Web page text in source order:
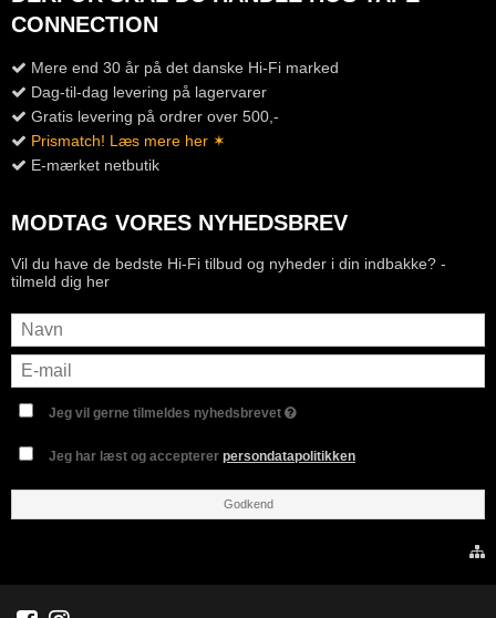
CONNECTION
Mere end 30 år på det danske Hi-Fi marked
Dag-til-dag levering på lagervarer
Gratis levering på ordrer over 500,-
Prismatch! Læs mere her ✶
E-mærket netbutik
MODTAG VORES NYHEDSBREV
Vil du have de bedste Hi-Fi tilbud og nyheder i din indbakke? -
tilmeld dig her
Jeg vil gerne tilmeldes nyhedsbrevet
Jeg har læst og acceptererpersondatapolitikken
Godkend